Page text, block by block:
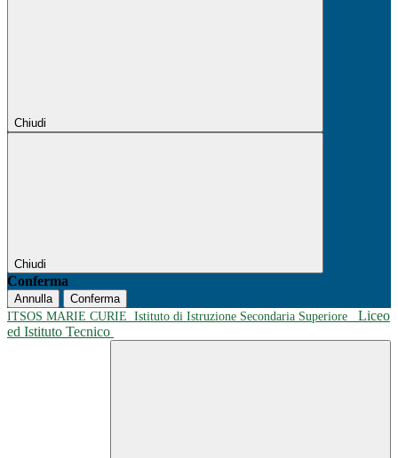
Chiudi
Chiudi
Conferma
Annulla
Conferma
ITSOS MARIE CURIE Istituto di Istruzione Secondaria Superiore
Liceo
ed Istituto Tecnico